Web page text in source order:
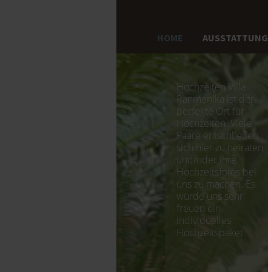
HOME AUSSTATTUNG
Hochzeiten Villa
Ranmenika ist der
perfekte Ort für
Hochzeiten. Viele
Paare entschließen
sich hier zu heiraten
und/oder ihre
Hochzeitsfotos bei
uns zu machen. Es
würde uns sehr
freuen ein
individuelles
Hochzeitspaket